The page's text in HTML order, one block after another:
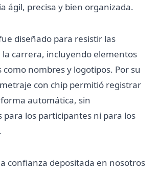
ágil, precisa y bien organizada.
diseñado para resistir las
la carrera, incluyendo elementos
como nombres y logotipos. Por su
con chip permitió registrar
automática, sin
para los participantes ni para los
confianza depositada en nosotros